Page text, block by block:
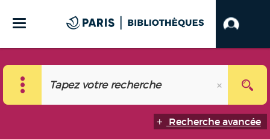
Recherche avancée